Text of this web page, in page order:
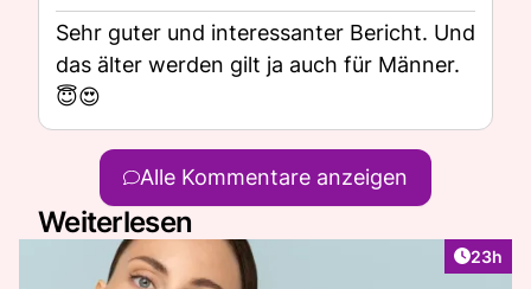
Sehr guter und interessanter Bericht. Und
das älter werden gilt ja auch für Männer.
😇😍
Alle Kommentare anzeigen
Weiterlesen
Artikel
23h